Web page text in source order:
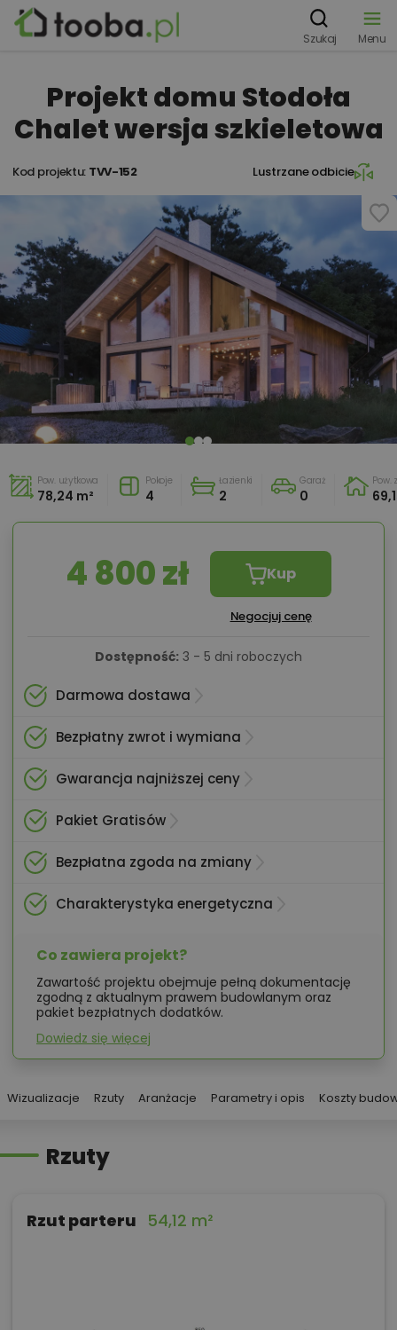
Szukaj Menu
Projekt domu Stodoła
Chalet wersja szkieletowa
Kod projektu: TVV-152 Lustrzane odbicie
Pow. użytkowa
78,24 m²
Pokoje
4
Łazienki
2
Garaż
0
Pow.
4 800 zł Kup
Negocjuj cenę
Dostępność: 3 - 5 dni roboczych
Darmowa dostawa
Bezpłatny zwrot i wymiana
Gwarancja najniższej ceny
Pakiet Gratisów
Bezpłatna zgoda na zmiany
Charakterystyka energetyczna
Co zawiera projekt?
Zawartość projektu obejmuje pełną dokumentację
zgodną z aktualnym prawem budowlanym oraz
pakiet bezpłatnych dodatków.
Dowiedz się więcej
Wizualizacje Rzuty Aranżacje Parametry i opis Koszty
Rzuty
Rzut parteru 54,12 m²